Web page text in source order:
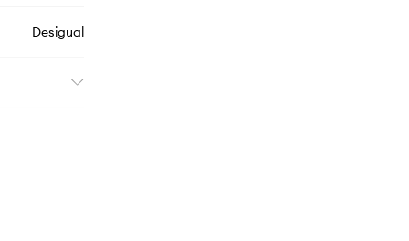
Desigual